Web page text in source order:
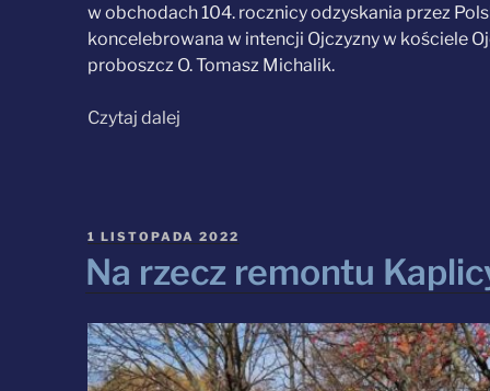
w obchodach 104. rocznicy odzyskania przez
koncelebrowana w intencji Ojczyzny w kościele
proboszcz O. Tomasz Michalik.
Czytaj dalej
OPUBLIKOWANE
1 LISTOPADA 2022
Na rzecz remontu